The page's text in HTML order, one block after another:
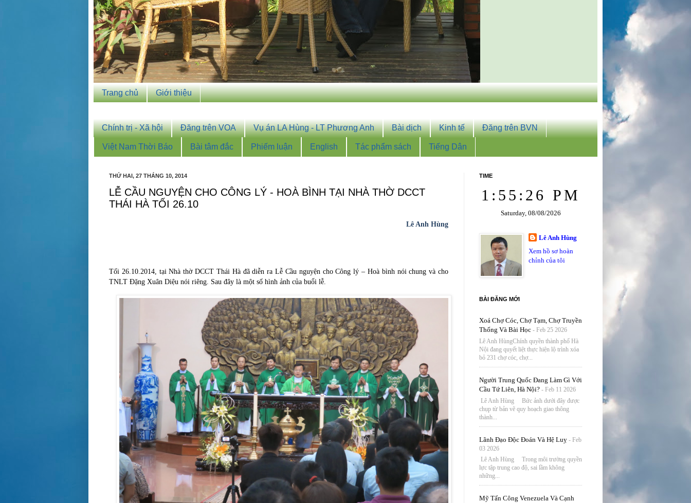
Trang chủ Giới thiệu
Chính trị - Xã hội Đăng trên VOA Vụ án LA Hùng - LT Phương Anh Bài dịch Kinh tế Đăng trên BVN
Việt Nam Thời Báo Bài tâm đắc Phiếm luận English Tác phẩm sách Tiếng Dân
THỨ HAI, 27 THÁNG 10, 2014
LỄ CẦU NGUYỆN CHO CÔNG LÝ - HOÀ BÌNH TẠI NHÀ THỜ DCCT
THÁI HÀ TỐI 26.10
Lê Anh Hùng
Tối 26.10.2014, tại Nhà thờ DCCT Thái Hà đã diễn ra Lễ Cầu nguyện cho Công lý – Hoà bình nói chung và cho
TNLT Đặng Xuân Diệu nói riêng. Sau đây là một số hình ảnh của buổi lễ.
TIME
1:55:28 PM
Saturday, 08/08/2026
Lê Anh Hùng
Xem hồ sơ hoàn
chỉnh của tôi
BÀI ĐĂNG MỚI
Xoá Chợ Cóc, Chợ Tạm, Chợ Truyền
Thống Và Bài Học - Feb 25 2026
Lê Anh HùngChính quyền thành phố Hà
Nội đang quyết liệt thực hiện lộ trình xóa
bỏ 231 chợ cóc, chợ...
Người Trung Quốc Đang Làm Gì Với
Cầu Tứ Liên, Hà Nội? - Feb 11 2026
Lê Anh Hùng Bức ảnh dưới đây được
chụp từ bản vẽ quy hoạch giao thông
thành...
Lãnh Đạo Độc Đoán Và Hệ Luỵ - Feb
03 2026
Lê Anh Hùng Trong môi trường quyền
lực tập trung cao độ, sai lầm không
những...
Mỹ Tấn Công Venezuela Và Cạnh